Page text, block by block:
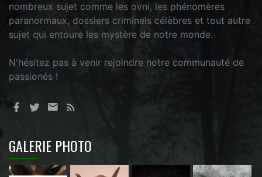
nombreux sujet comme les ovni, les phénomères
paranormaux, dossiers criminels célèbres et tout autre
sujet qui entoure les mystère de notre monde.
N'hésitez pas à venir rejoindre notre communauté de
passionés !
GALERIE PHOTO